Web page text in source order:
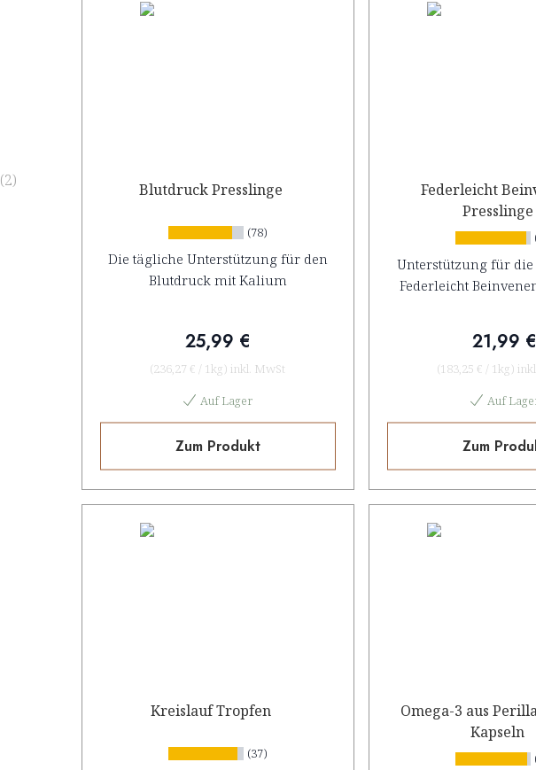
(2)
Blutdruck Presslinge
(78)
Die tägliche Unterstützung für den
Blutdruck mit Kalium
25,99 €
(236,27 € / 1kg) inkl. MwSt
Auf Lager
Zum Produkt
Federleicht
Presslinge
Unterstützung für die
Federleicht
21,99 €
(183,25 € / 1kg)
Auf
Zum
Kreislauf Tropfen
(37)
Omega-3 aus
Kapseln